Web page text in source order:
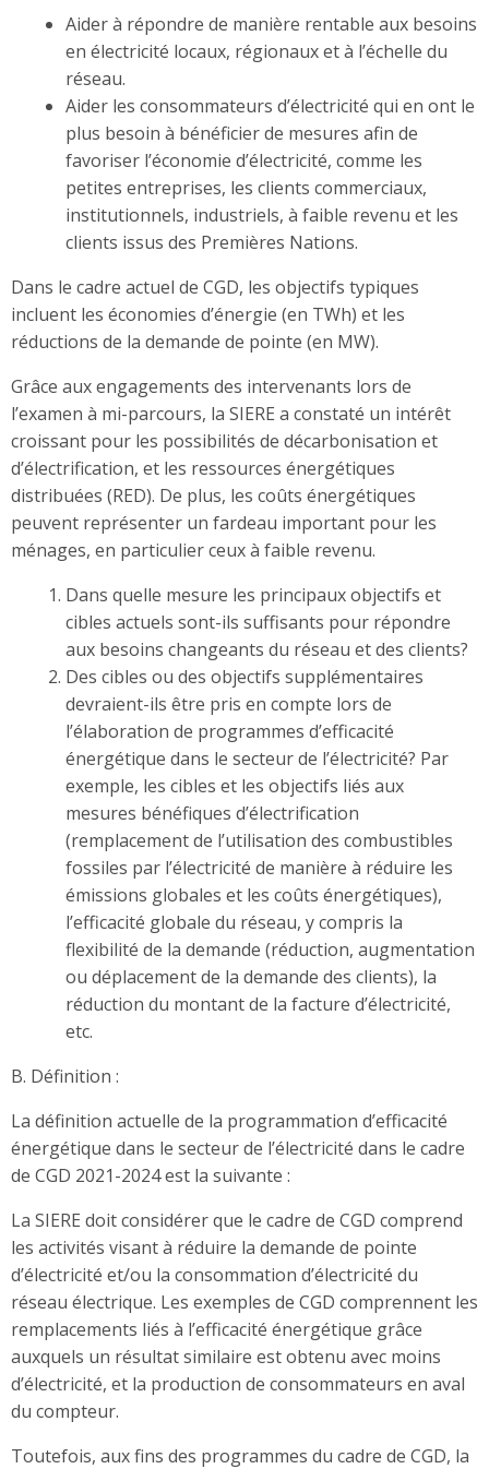
Aider à répondre de manière rentable aux besoins
en électricité locaux, régionaux et à l’échelle du
réseau.
Aider les consommateurs d’électricité qui en ont le
plus besoin à bénéficier de mesures afin de
favoriser l’économie d’électricité, comme les
petites entreprises, les clients commerciaux,
institutionnels, industriels, à faible revenu et les
clients issus des Premières Nations.
Dans le cadre actuel de CGD, les objectifs typiques
incluent les économies d’énergie (en TWh) et les
réductions de la demande de pointe (en MW).
Grâce aux engagements des intervenants lors de
l’examen à mi-parcours, la SIERE a constaté un intérêt
croissant pour les possibilités de décarbonisation et
d’électrification, et les ressources énergétiques
distribuées (RED). De plus, les coûts énergétiques
peuvent représenter un fardeau important pour les
ménages, en particulier ceux à faible revenu.
Dans quelle mesure les principaux objectifs et
cibles actuels sont-ils suffisants pour répondre
aux besoins changeants du réseau et des clients?
Des cibles ou des objectifs supplémentaires
devraient-ils être pris en compte lors de
l’élaboration de programmes d’efficacité
énergétique dans le secteur de l’électricité? Par
exemple, les cibles et les objectifs liés aux
mesures bénéfiques d’électrification
(remplacement de l’utilisation des combustibles
fossiles par l’électricité de manière à réduire les
émissions globales et les coûts énergétiques),
l’efficacité globale du réseau, y compris la
flexibilité de la demande (réduction, augmentation
ou déplacement de la demande des clients), la
réduction du montant de la facture d’électricité,
etc.
B. Définition :
La définition actuelle de la programmation d’efficacité
énergétique dans le secteur de l’électricité dans le cadre
de CGD 2021-2024 est la suivante :
La SIERE doit considérer que le cadre de CGD comprend
les activités visant à réduire la demande de pointe
d’électricité et/ou la consommation d’électricité du
réseau électrique. Les exemples de CGD comprennent les
remplacements liés à l’efficacité énergétique grâce
auxquels un résultat similaire est obtenu avec moins
d’électricité, et la production de consommateurs en aval
du compteur.
Toutefois, aux fins des programmes du cadre de CGD, la